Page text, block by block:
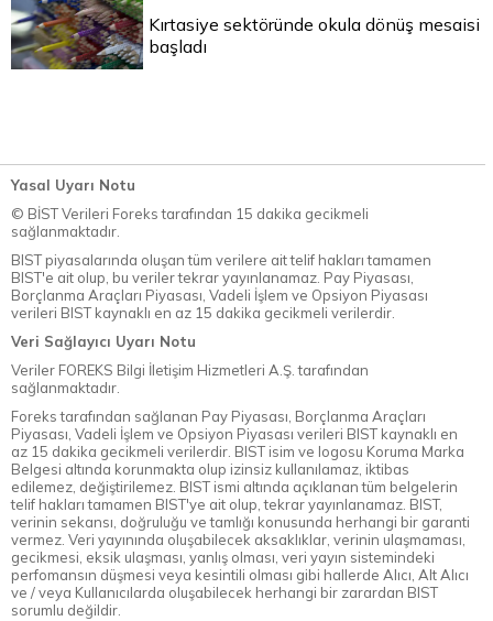
Kırtasiye sektöründe okula dönüş mesaisi
başladı
Yasal Uyarı Notu
© BİST Verileri Foreks tarafından 15 dakika gecikmeli
sağlanmaktadır.
BIST piyasalarında oluşan tüm verilere ait telif hakları tamamen
BIST'e ait olup, bu veriler tekrar yayınlanamaz. Pay Piyasası,
Borçlanma Araçları Piyasası, Vadeli İşlem ve Opsiyon Piyasası
verileri BIST kaynaklı en az 15 dakika gecikmeli verilerdir.
Veri Sağlayıcı Uyarı Notu
Veriler FOREKS Bilgi İletişim Hizmetleri A.Ş. tarafından
sağlanmaktadır.
Foreks tarafından sağlanan Pay Piyasası, Borçlanma Araçları
Piyasası, Vadeli İşlem ve Opsiyon Piyasası verileri BIST kaynaklı en
az 15 dakika gecikmeli verilerdir. BIST isim ve logosu Koruma Marka
Belgesi altında korunmakta olup izinsiz kullanılamaz, iktibas
edilemez, değiştirilemez. BIST ismi altında açıklanan tüm belgelerin
telif hakları tamamen BIST'ye ait olup, tekrar yayınlanamaz. BIST,
verinin sekansı, doğruluğu ve tamlığı konusunda herhangi bir garanti
vermez. Veri yayınında oluşabilecek aksaklıklar, verinin ulaşmaması,
gecikmesi, eksik ulaşması, yanlış olması, veri yayın sistemindeki
perfomansın düşmesi veya kesintili olması gibi hallerde Alıcı, Alt Alıcı
ve / veya Kullanıcılarda oluşabilecek herhangi bir zarardan BIST
sorumlu değildir.